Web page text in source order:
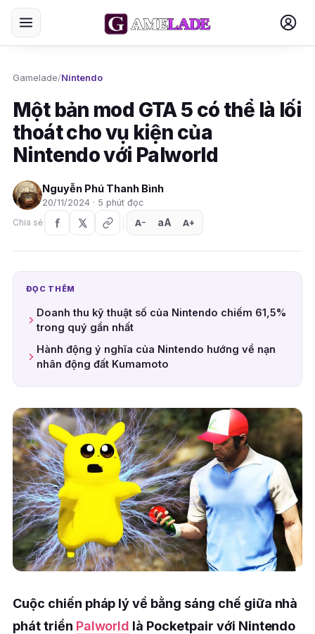
Gamelade/Nintendo
Một bản mod GTA 5 có thể là lối
thoát cho vụ kiện của
Nintendo với Palworld
Nguyễn Phú Thanh Bình
20/11/2024 · 5 phút đọc
Chia sẻ
A− aA A+
ĐỌC THÊM
Doanh thu kỹ thuật số của Nintendo chiếm 61,5%
trong quý gần nhất
Hành động ý nghĩa của Nintendo hướng về nạn
nhân động đất Kumamoto
Cuộc chiến pháp lý về bằng sáng chế giữa nhà
phát triển Palworld là Pocketpair với Nintendo